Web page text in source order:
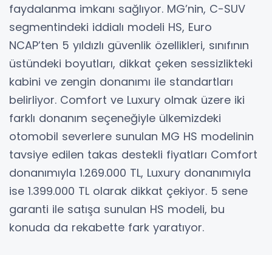
faydalanma imkanı sağlıyor. MG’nin, C-SUV
segmentindeki iddialı modeli HS, Euro
NCAP’ten 5 yıldızlı güvenlik özellikleri, sınıfının
üstündeki boyutları, dikkat çeken sessizlikteki
kabini ve zengin donanımı ile standartları
belirliyor. Comfort ve Luxury olmak üzere iki
farklı donanım seçeneğiyle ülkemizdeki
otomobil severlere sunulan MG HS modelinin
tavsiye edilen takas destekli fiyatları Comfort
donanımıyla 1.269.000 TL, Luxury donanımıyla
ise 1.399.000 TL olarak dikkat çekiyor. 5 sene
garanti ile satışa sunulan HS modeli, bu
konuda da rekabette fark yaratıyor.